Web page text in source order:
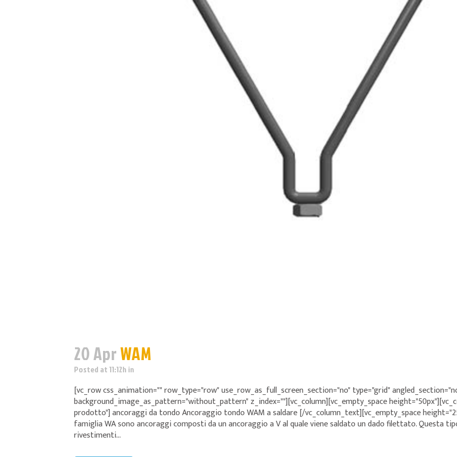
20 AprWAM
Posted at 11:12h in
[vc_row css_animation="" row_type="row" use_row_as_full_screen_section="no" type="grid"
background_image_as_pattern="without_pattern" z_index=""][vc_column][vc_empty_space
prodotto"] ancoraggi da tondo Ancoraggio tondo WAM a saldare [/vc_column_text][vc_empty_space
famiglia WA sono ancoraggi composti da un ancoraggio a V al quale viene saldato un dado filettato. Questa
rivestimenti...